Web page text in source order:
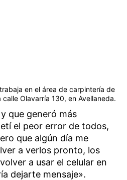
en el área de carpintería de
Olavarría 130, en Avellaneda.
que generó más
el peor error de todos,
que algún día me
a verlos pronto, los
a usar el celular en
dejarte mensaje».